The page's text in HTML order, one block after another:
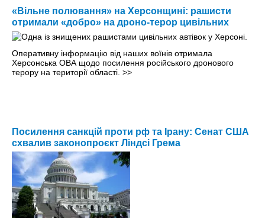
«Вільне полювання» на Херсонщині: рашисти
отримали «добро» на дроно-терор цивільних
Оперативну інформацію від наших воїнів отримала
Херсонська ОВА щодо посилення російського дронового
терору на території області. >>
Посилення санкцій проти рф та Ірану: Сенат США
схвалив законопроєкт Ліндсі Грема